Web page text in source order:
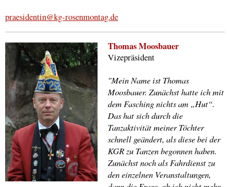
praesidentin@kg-rosenmontag.de
Thomas Moosbauer
Vizepräsident
"Mein Name ist Thomas
Moosbauer. Zunächst hatte ich mit
dem Fasching nichts am „Hut“.
Das hat sich durch die
Tanzaktivität meiner Töchter
schnell geändert, als diese bei der
KGR zu Tanzen begonnen haben.
Zunächst noch als Fahrdienst zu
den einzelnen Veranstaltungen,